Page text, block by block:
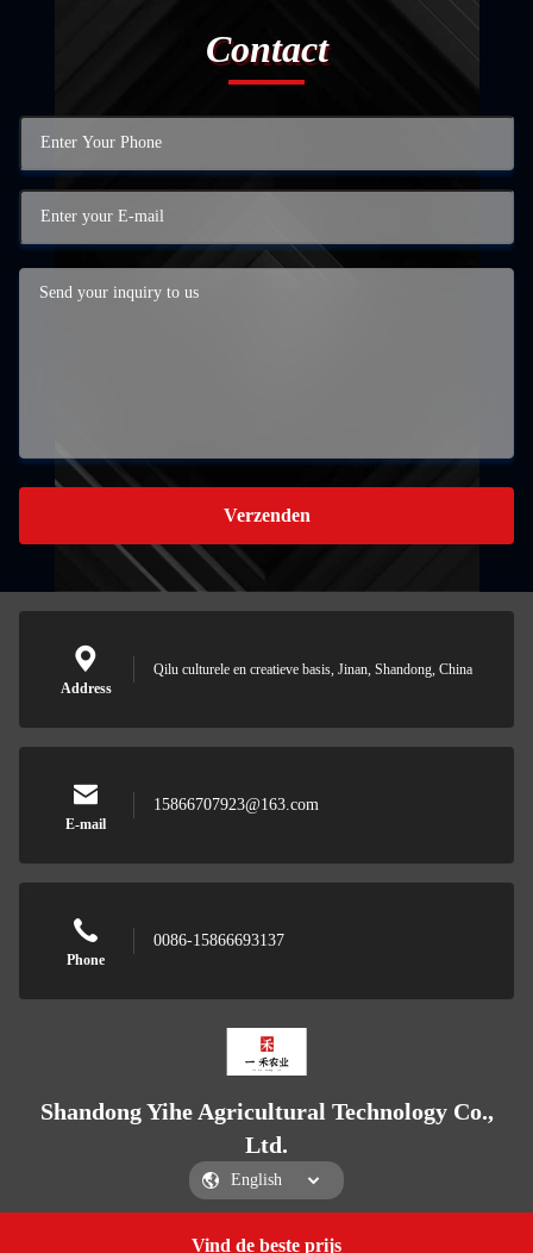
Vind de beste prijs
Contact
Verzenden
Address
Qilu culturele en creatieve basis, Jinan, Shandong, China
E-mail
15866707923@163.com
Phone
0086-15866693137
Shandong Yihe Agricultural Technology Co.,
Ltd.
Shandong Yihe Agricultural Technology Co., Ltd.
Get a Quote